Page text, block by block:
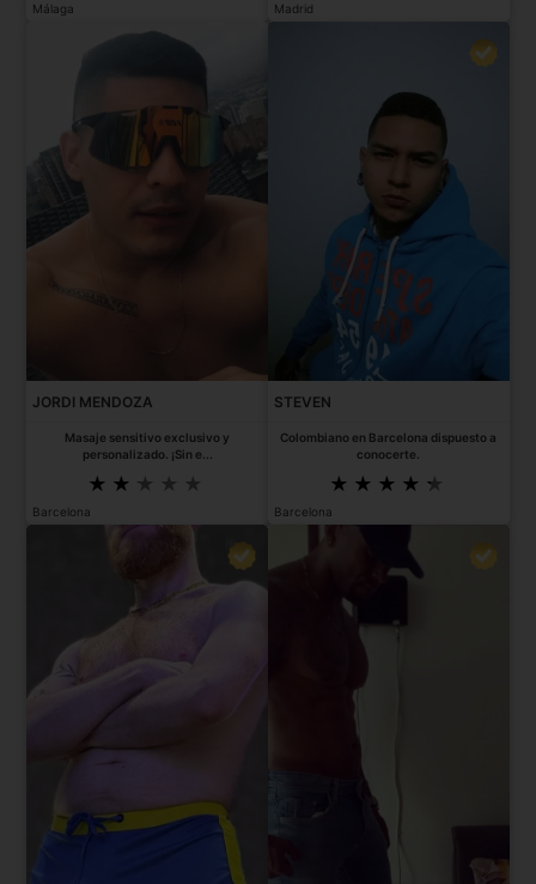
Málaga Madrid
JORDI MENDOZA
Masaje sensitivo exclusivo y
personalizado. ¡Sin e...
Barcelona
STEVEN
Colombiano en Barcelona dispuesto a
conocerte.
Barcelona